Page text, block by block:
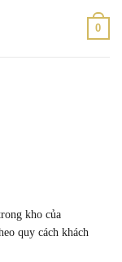
0
kho của
quy cách khách